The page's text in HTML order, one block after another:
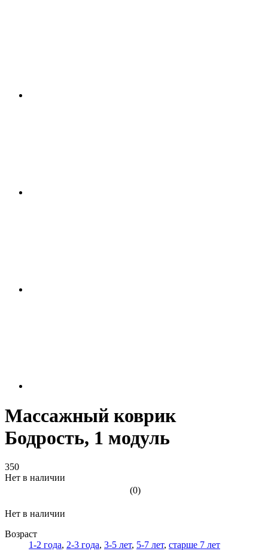
Массажный коврик
Бодрость, 1 модуль
350
Нет в наличии
(0)
Нет в наличии
Возраст
1-2 года, 2-3 года, 3-5 лет, 5-7 лет, старше 7 лет